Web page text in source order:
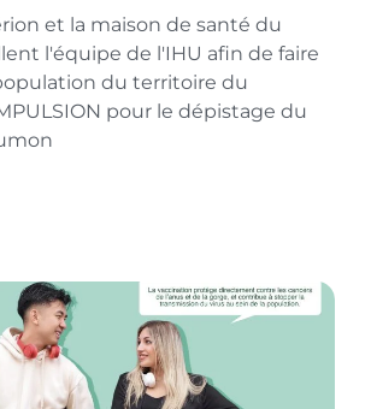
et la maison de santé du
l'équipe de l'IHU afin de faire
du territoire du
pour le dépistage du